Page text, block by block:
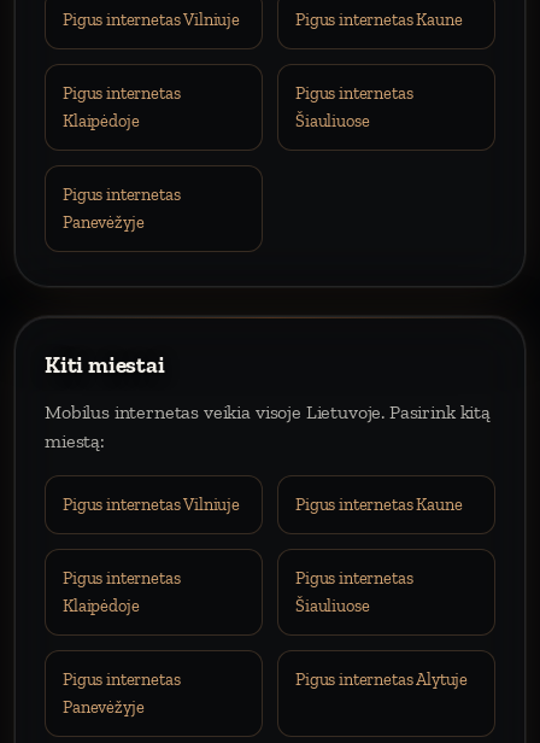
Pigus internetas Vilniuje Pigus internetas Kaune
Pigus internetas
Klaipėdoje
Pigus internetas
Šiauliuose
Pigus internetas
Panevėžyje
Kiti miestai
Mobilus internetas veikia visoje Lietuvoje. Pasirink kitą
miestą:
Pigus internetas Vilniuje Pigus internetas Kaune
Pigus internetas
Klaipėdoje
Pigus internetas
Šiauliuose
Pigus internetas
Panevėžyje
Pigus internetas Alytuje